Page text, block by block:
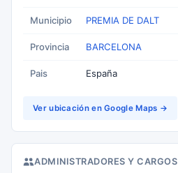
Municipio PREMIA DE DALT
Provincia BARCELONA
Pais España
Ver ubicación en Google Maps →
ADMINISTRADORES Y CARGOS